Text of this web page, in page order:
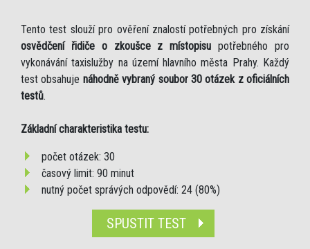
Tento test slouží pro ověření znalostí potřebných pro získání
osvědčení řidiče o zkoušce z místopisu potřebného pro
vykonávání taxislužby na území hlavního města Prahy. Každý
test obsahuje náhodně vybraný soubor 30 otázek z oficiálních
testů.
Základní charakteristika testu:
počet otázek: 30
časový limit: 90 minut
nutný počet správých odpovědí: 24 (80%)
SPUSTIT TEST